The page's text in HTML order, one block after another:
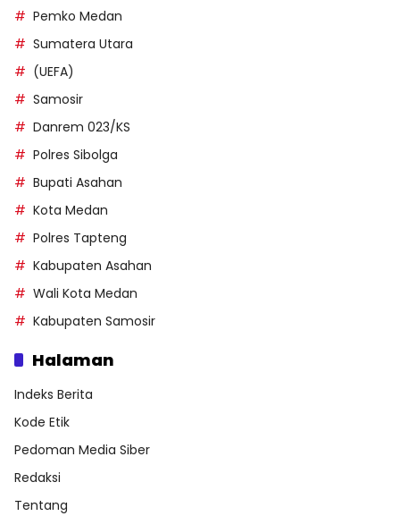
Pemko Medan
Sumatera Utara
(UEFA)
Samosir
Danrem 023/KS
Polres Sibolga
Bupati Asahan
Kota Medan
Polres Tapteng
Kabupaten Asahan
Wali Kota Medan
Kabupaten Samosir
Halaman
Indeks Berita
Kode Etik
Pedoman Media Siber
Redaksi
Tentang